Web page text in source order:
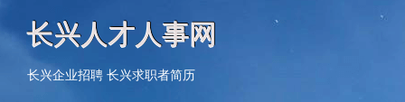
长兴人才人事网
长兴企业招聘 长兴求职者简历